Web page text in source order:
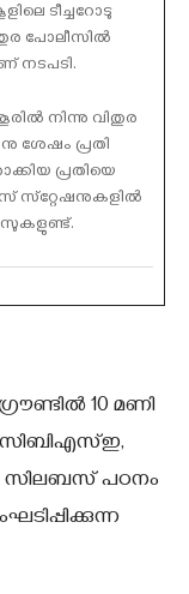
ടീച്ചറോടു
പോലീസില്‍
നടപടി.
നിന്നു വിതുര
ശേഷം പ്രതി
പ്രതിയെ
സ്‌റ്റേഷനുകളില്‍
10 മണി
പഠനം